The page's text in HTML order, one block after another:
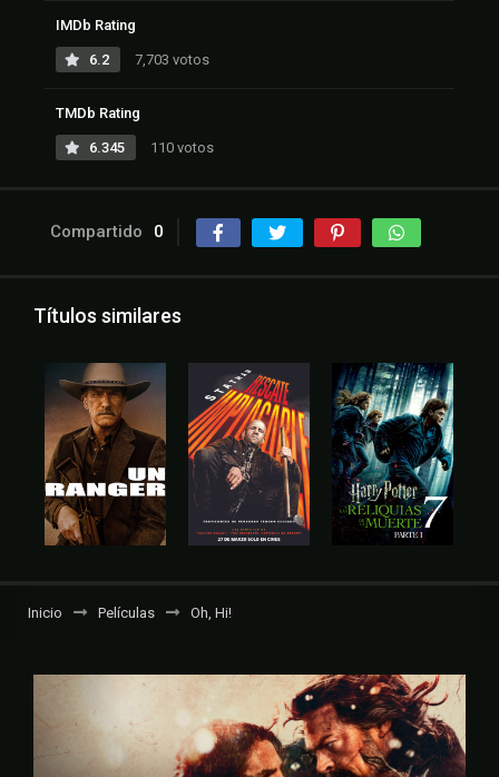
IMDb Rating
6.2 7,703 votos
TMDb Rating
6.345 110 votos
Compartido 0
Títulos similares
Inicio Películas Oh, Hi!